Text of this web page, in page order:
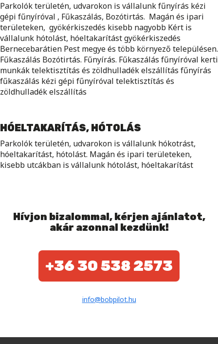
Parkolók területén, udvarokon is vállalunk fűnyírás kézi
gépi fűnyíróval , Fűkaszálás, Bozótirtás. Magán és ipari
területeken, gyökérkiszedés kisebb nagyobb Kért is
vállalunk hótolást, hóeltakarítást gyökérkiszedés
Bernecebarátien Pest megye és több környező településen.
Fűkaszálás Bozótirtás. Fűnyírás. Fűkaszálás fűnyíróval kerti
munkák telektisztítás és zöldhulladék elszállítás fűnyírás
fűkaszálás kézi gépi fűnyíróval telektisztítás és
zöldhulladék elszállítás
HÓELTAKARÍTÁS, HÓTOLÁS
Parkolók területén, udvarokon is vállalunk hókotrást,
hóeltakarítást, hótolást. Magán és ipari területeken,
kisebb utcákban is vállalunk hótolást, hóeltakarítást
Hívjon bizalommal, kérjen ajánlatot,
akár azonnal kezdünk!
+36 30 538 2573
info@bobpilot.hu